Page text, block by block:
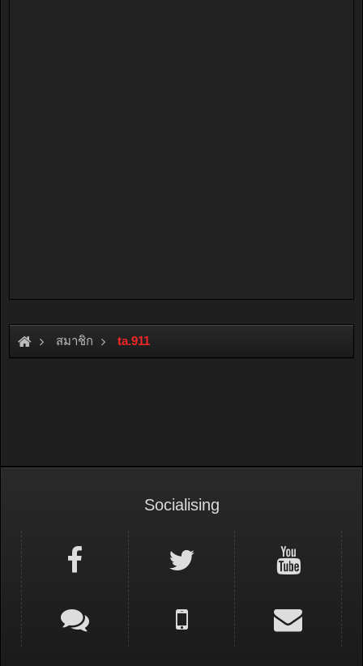
สมาชิก ta.911
Socialising